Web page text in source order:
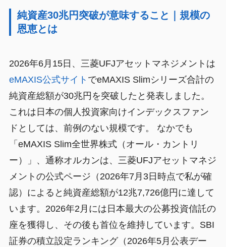
純資産30兆円突破が意味すること｜規模の
恩恵とは
2026年6月15日、三菱UFJアセットマネジメントは
eMAXIS公式サイト でeMAXIS Slimシリーズ合計の
純資産総額が30兆円を突破したと発表しました。
これは日本の個人投資家向けインデックスファン
ドとしては、前例のない規模です。 なかでも
「eMAXIS Slim全世界株式（オール・カントリ
ー）」、通称オルカンは、三菱UFJアセットマネジ
メントの公式ページ（2026年7月3日時点で私が確
認）によると純資産総額が12兆7,726億円に達して
います。2026年2月には日本最大の公募投資信託の
座を獲得し、その後も首位を維持しています。SBI
証券の積立設定ランキング（2026年5月公表デー